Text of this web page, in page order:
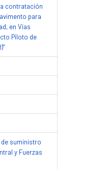
contratación
para
en Vías
Piloto de
suministro
y Fuerzas